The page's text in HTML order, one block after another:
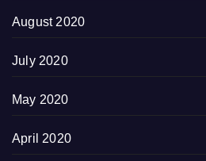
August 2020
July 2020
May 2020
April 2020